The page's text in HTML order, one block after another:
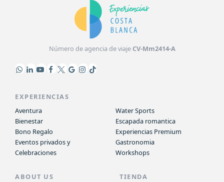
Número de agencia de viajeCV-Mm2414-A
EXPERIENCIAS
Aventura
Bienestar
Bono Regalo
Eventos privados y
Celebraciones
Water Sports
Escapada romantica
Experiencias Premium
Gastronomia
Workshops
ABOUT US
TIENDA